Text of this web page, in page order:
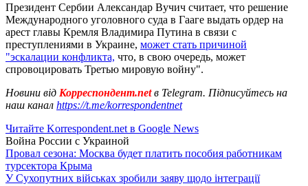
Президент Сербии Александар Вучич считает, что решение
Международного уголовного суда в Гааге выдать ордер на
арест главы Кремля Владимира Путина в связи с
преступлениями в Украине, может стать причиной
"эскалации конфликта, что, в свою очередь, может
спровоцировать Третью мировую войну".
Новини від Корреспондент.netв Telegram. Підписуйтесь на
наш канал https://t.me/korrespondentnet
Читайте Korrespondent.net в Google News
Война России с Украиной
Провал сезона: Москва будет платить пособия работникам
турсектора Крыма
У Сухопутних військах зробили заяву щодо інтеграції